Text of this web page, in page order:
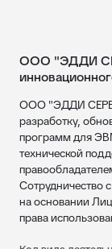
ООО "ЭДДИ
ООО "ЭДДИ
разработку,
программ для
технической
Сотрудничество
на основании
права